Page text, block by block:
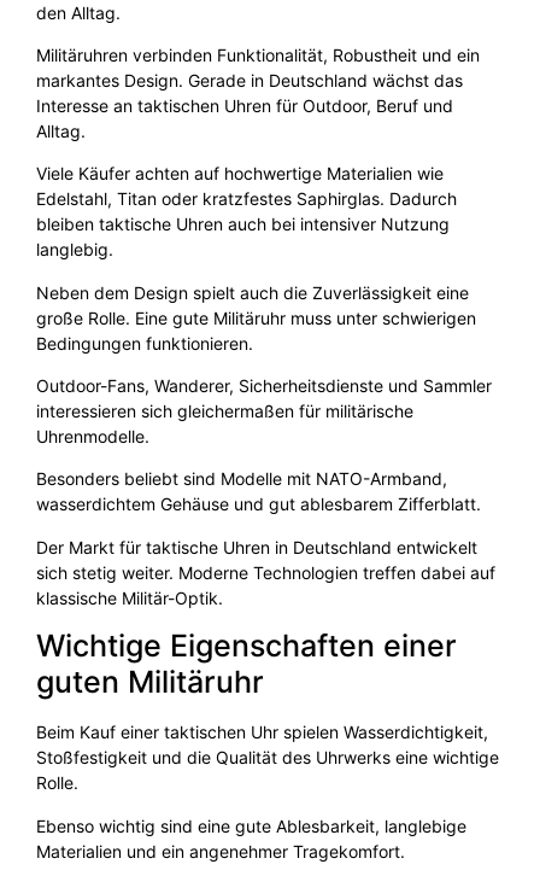
den Alltag.
Militäruhren verbinden Funktionalität, Robustheit und ein
markantes Design. Gerade in Deutschland wächst das
Interesse an taktischen Uhren für Outdoor, Beruf und
Alltag.
Viele Käufer achten auf hochwertige Materialien wie
Edelstahl, Titan oder kratzfestes Saphirglas. Dadurch
bleiben taktische Uhren auch bei intensiver Nutzung
langlebig.
Neben dem Design spielt auch die Zuverlässigkeit eine
große Rolle. Eine gute Militäruhr muss unter schwierigen
Bedingungen funktionieren.
Outdoor-Fans, Wanderer, Sicherheitsdienste und Sammler
interessieren sich gleichermaßen für militärische
Uhrenmodelle.
Besonders beliebt sind Modelle mit NATO-Armband,
wasserdichtem Gehäuse und gut ablesbarem Zifferblatt.
Der Markt für taktische Uhren in Deutschland entwickelt
sich stetig weiter. Moderne Technologien treffen dabei auf
klassische Militär-Optik.
Wichtige Eigenschaften einer
guten Militäruhr
Beim Kauf einer taktischen Uhr spielen Wasserdichtigkeit,
Stoßfestigkeit und die Qualität des Uhrwerks eine wichtige
Rolle.
Ebenso wichtig sind eine gute Ablesbarkeit, langlebige
Materialien und ein angenehmer Tragekomfort.